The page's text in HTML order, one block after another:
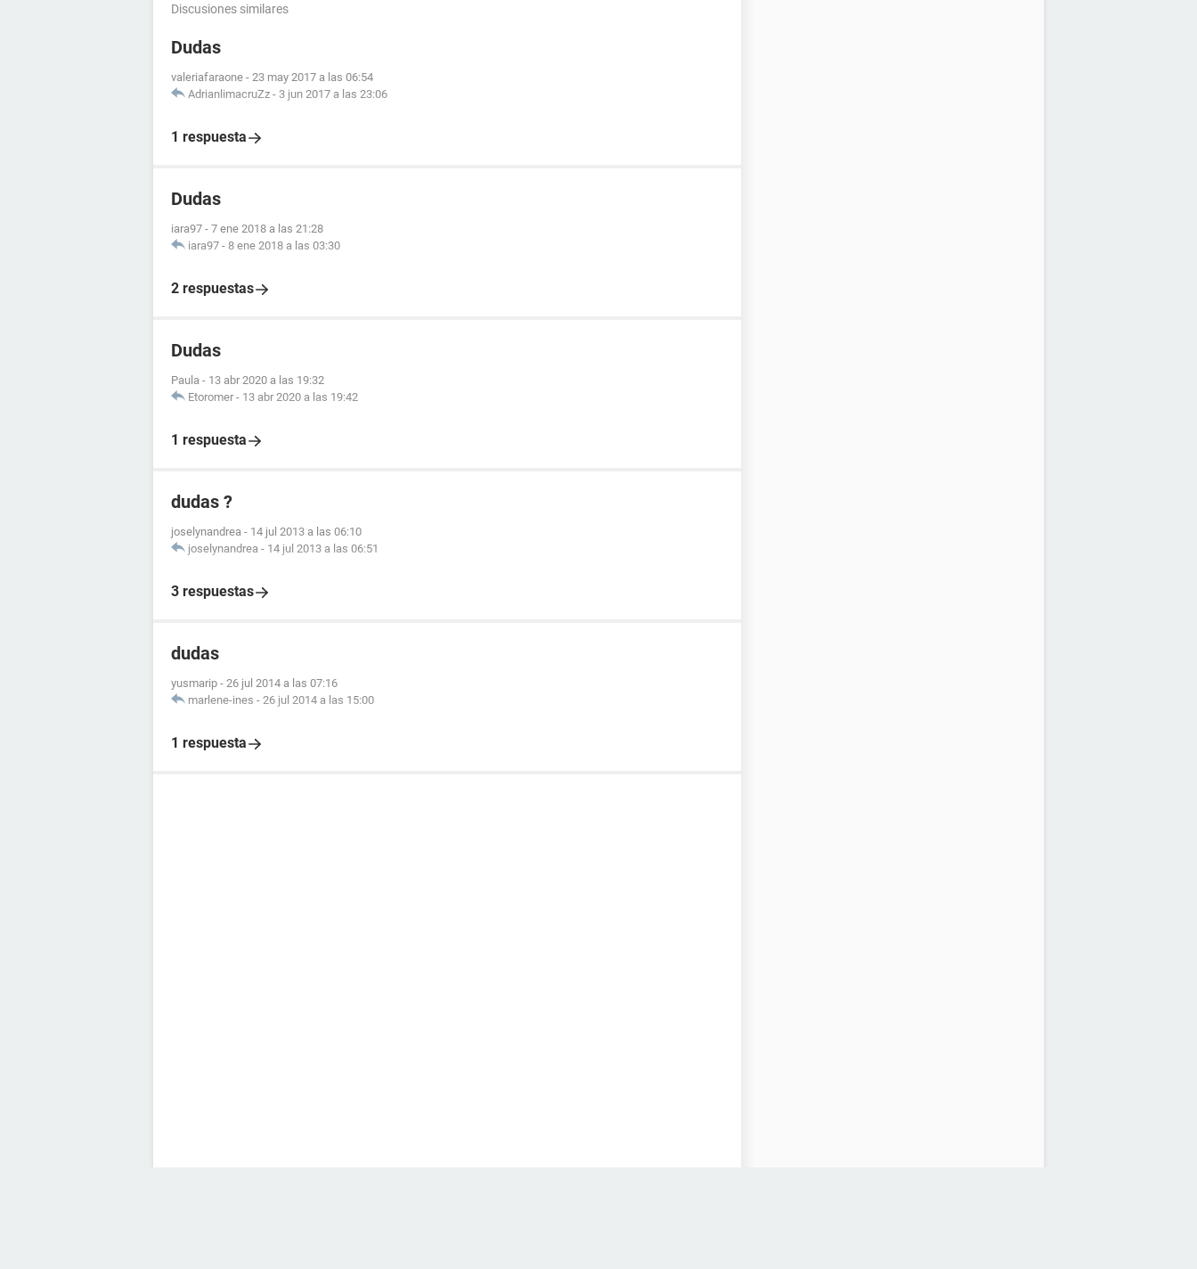
Discusiones similares
Dudas
valeriafaraone - 23 may 2017 a las 06:54
AdrianlimacruZz - 3 jun 2017 a las 23:06
1 respuesta
Dudas
iara97 - 7 ene 2018 a las 21:28
iara97 - 8 ene 2018 a las 03:30
2 respuestas
Dudas
Paula - 13 abr 2020 a las 19:32
Etoromer - 13 abr 2020 a las 19:42
1 respuesta
dudas ?
joselynandrea - 14 jul 2013 a las 06:10
joselynandrea - 14 jul 2013 a las 06:51
3 respuestas
dudas
yusmarip - 26 jul 2014 a las 07:16
marlene-ines - 26 jul 2014 a las 15:00
1 respuesta